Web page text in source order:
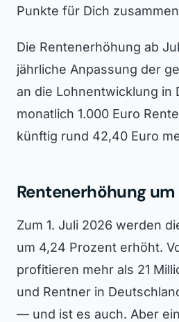
Punkte für Dich
Die Rentenerhöhung ab
jährliche Anpassung der
an die Lohnentwicklung
monatlich 1.000 Euro
künftig rund 42,40 Euro
Rentenerhöhung
Zum 1. Juli 2026 werden
um 4,24 Prozent erhöht.
profitieren mehr als 21
und Rentner in
— und ist es auch. Aber